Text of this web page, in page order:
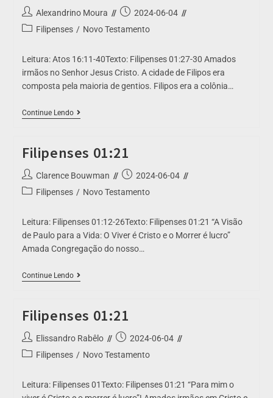
Alexandrino Moura
2024-06-04
Filipenses / Novo Testamento
Leitura: Atos 16:11-40Texto: Filipenses 01:27-30 Amados
irmãos no Senhor Jesus Cristo. A cidade de Filipos era
composta pela maioria de gentios. Filipos era a colônia…
Continue Lendo
Filipenses 01:21
Clarence Bouwman
2024-06-04
Filipenses / Novo Testamento
Leitura: Filipenses 01:12-26Texto: Filipenses 01:21 “A Visão
de Paulo para a Vida: O Viver é Cristo e o Morrer é lucro”
Amada Congregação do nosso…
Continue Lendo
Filipenses 01:21
Elissandro Rabêlo
2024-06-04
Filipenses / Novo Testamento
Leitura: Filipenses 01Texto: Filipenses 01:21 “Para mim o